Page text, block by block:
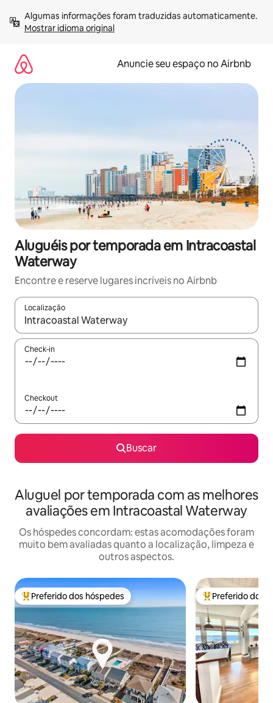
para
Mostrar idioma original
Anuncie seu espaço no Airbnb
Aluguéis por temporada em Intracoastal
Waterway
Encontre e reserve lugares incríveis no Airbnb
Localização
Quando os resultados estiverem disponíveis, explore-os
Check-in
Checkout
Buscar
Aluguel por temporada com as melhores
avaliações em Intracoastal Waterway
Os hóspedes concordam: estas acomodações foram
muito bem avaliadas quanto a localização, limpeza e
outros aspectos.
Entre os melhores preferidos dos hóspedes
Preferido dos hóspedes Entre os
Preferido dos